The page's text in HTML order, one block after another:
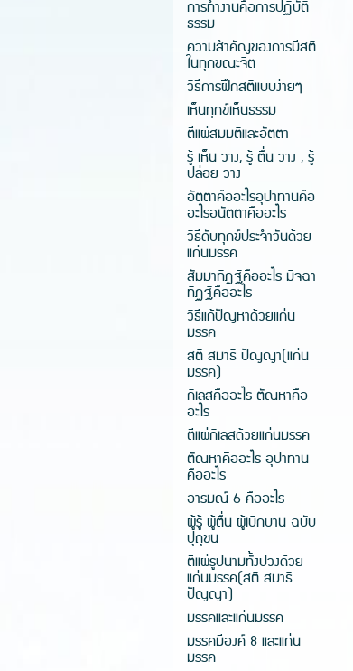
การทำงานคือการปฏิบัติ
ธรรม
ความสำคัญของการมีสติ
ในทุกขณะจิต
วิธีการฝึกสติแบบง่ายๆ
เห็นทุกข์เห็นธรรม
ตีแผ่สมมติและอัตตา
รู้ เห็น วาง, รู้ ตื่น วาง , รู้
ปล่อย วาง
อัตตาคืออะไรอุปาทานคือ
อะไรอนัตตาคืออะไร
วิธีดับทุกข์ประจำวันด้วย
แก่นมรรค
สัมมาทิฏฐิคืออะไร มิจฉา
ทิฏฐิคืออะไร
วิธีแก้ปัญหาด้วยแก่น
มรรค
สติ สมาธิ ปัญญา(แก่น
มรรค)
กิเลสคืออะไร ตัณหาคือ
อะไร
ตีแผ่กิเลสด้วยแก่นมรรค
ตัณหาคืออะไร อุปาทาน
คืออะไร
อารมณ์ 6 คืออะไร
ผู้รู้ ผู้ตื่น ผู้เบิกบาน ฉบับ
ปุถุชน
ตีแผ่รูปนามทั้งปวงด้วย
แก่นมรรค(สติ สมาธิ
ปัญญา)
มรรคและแก่นมรรค
มรรคมีองค์ 8 และแก่น
มรรค